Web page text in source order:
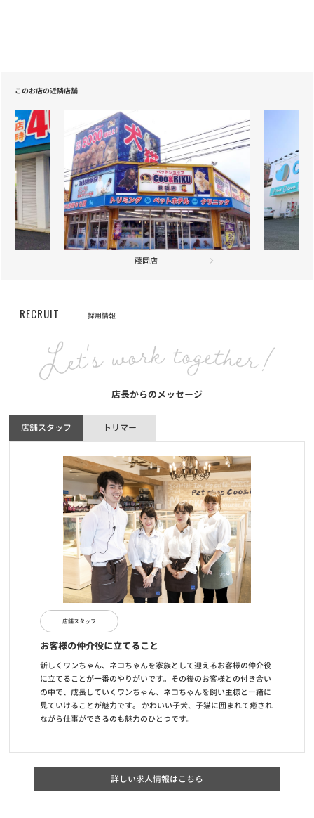
このお店の近隣店舗
高崎店
RECRUIT 採用情報
店長からのメッセージ
店舗スタッフ トリマー
店舗スタッフ
お客様の仲介役に立てること
新しくワンちゃん、ネコちゃんを家族として迎えるお客様の仲介役
に立てることが一番のやりがいです。その後のお客様との付き合い
の中で、成長していくワンちゃん、ネコちゃんを飼い主様と一緒に
見ていけることが魅力です。 かわいい子犬、子猫に囲まれて癒され
ながら仕事ができるのも魅力のひとつです。
詳しい求人情報はこちら